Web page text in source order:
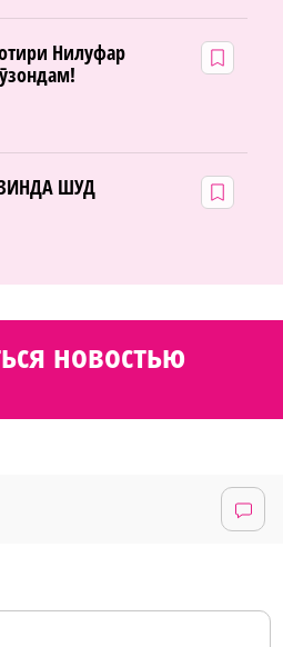
Нилуфар
ШУД
новостью